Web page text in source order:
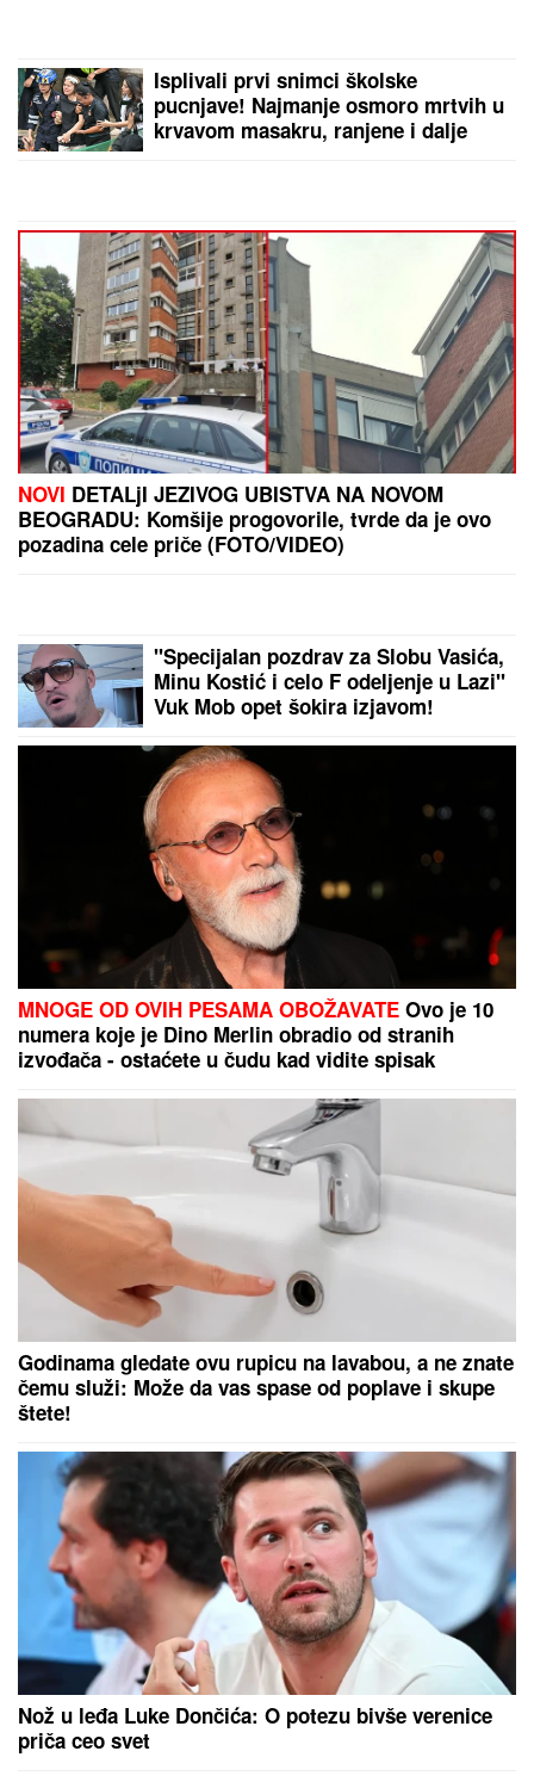
NINA BADRIĆ SE SLIKA U
KUPAĆEM NA STENAMA
Napunila
54 godine i mami poglede na
čuvenom ostrvu (FOTO)
"STANIJA, DA NEMAŠ MOŽDA
SUTLIJAŠ?"Pobednica Elite ostala
zatečena pitanjem, o NJENOJ
REAKCIJI pričaju svi (VIDEO)
(FOTO) BELI LJILJANI I BELI KOVČEG ZA UBIJENU
LJUDMILUPorodica ispratila Ruskinju koju je
ugušio turski državljanin u Borči: Sveštenik držao